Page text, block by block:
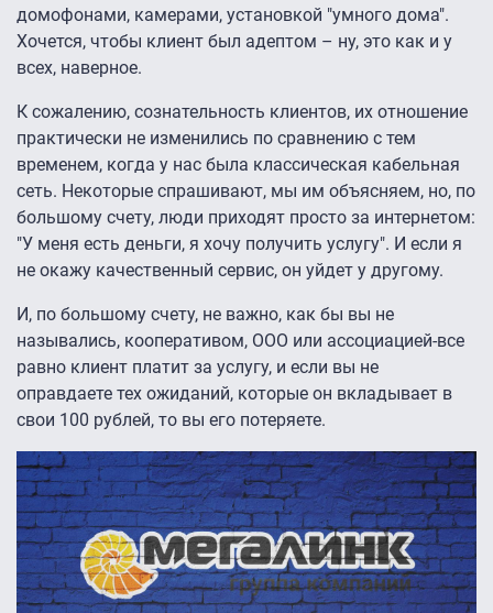
домофонами, камерами, установкой "умного дома".
Хочется, чтобы клиент был адептом – ну, это как и у
всех, наверное.
К сожалению, сознательность клиентов, их отношение
практически не изменились по сравнению с тем
временем, когда у нас была классическая кабельная
сеть. Некоторые спрашивают, мы им объясняем, но, по
большому счету, люди приходят просто за интернетом:
"У меня есть деньги, я хочу получить услугу". И если я
не окажу качественный сервис, он уйдет у другому.
И, по большому счету, не важно, как бы вы не
назывались, кооперативом, ООО или ассоциацией-все
равно клиент платит за услугу, и если вы не
оправдаете тех ожиданий, которые он вкладывает в
свои 100 рублей, то вы его потеряете.